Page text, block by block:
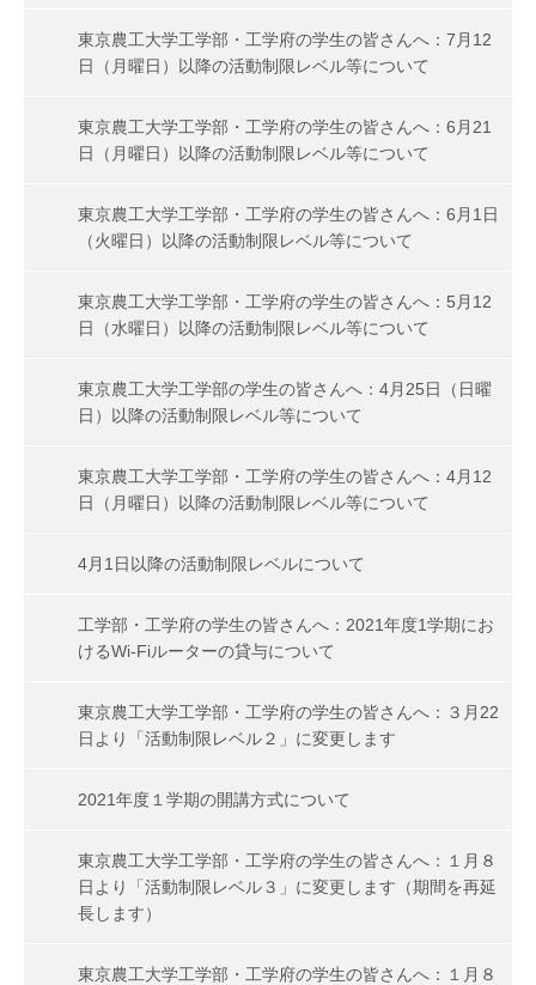
東京農工大学工学部・工学府の学生の皆さんへ：7月12
日（月曜日）以降の活動制限レベル等について
東京農工大学工学部・工学府の学生の皆さんへ：6月21
日（月曜日）以降の活動制限レベル等について
東京農工大学工学部・工学府の学生の皆さんへ：6月1日
（火曜日）以降の活動制限レベル等について
東京農工大学工学部・工学府の学生の皆さんへ：5月12
日（水曜日）以降の活動制限レベル等について
東京農工大学工学部の学生の皆さんへ：4月25日（日曜
日）以降の活動制限レベル等について
東京農工大学工学部・工学府の学生の皆さんへ：4月12
日（月曜日）以降の活動制限レベル等について
4月1日以降の活動制限レベルについて
工学部・工学府の学生の皆さんへ：2021年度1学期にお
けるWi-Fiルーターの貸与について
東京農工大学工学部・工学府の学生の皆さんへ：３月22
日より「活動制限レベル２」に変更します
2021年度１学期の開講方式について
東京農工大学工学部・工学府の学生の皆さんへ：１月８
日より「活動制限レベル３」に変更します（期間を再延
長します）
東京農工大学工学部・工学府の学生の皆さんへ：１月８